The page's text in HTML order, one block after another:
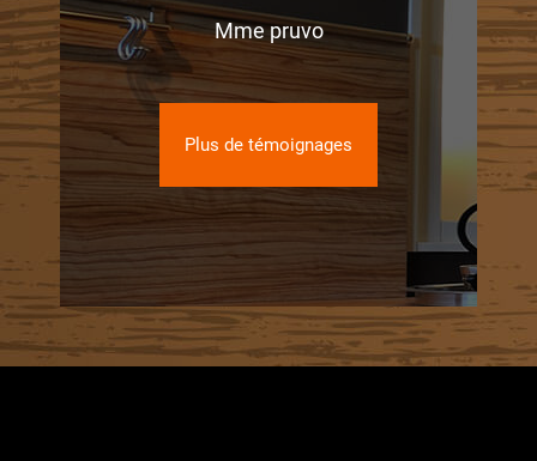
Mme pruvo
Plus de témoignages